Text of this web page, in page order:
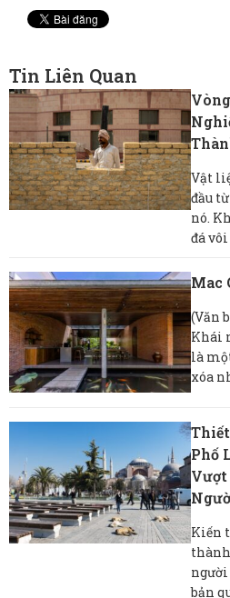
Tin Liên Quan
Vật
đầu
nó.
đá vôi
Mac
(Văn
Khái
là
xóa
Phố
Vượt
Kiến
người
bản